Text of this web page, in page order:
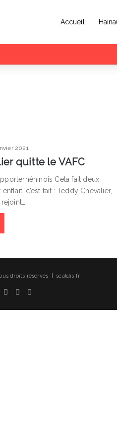
Accueil
2021
quitte le VAFC
Cela fait deux
c’est fait : Teddy Chevalier,
droits réservés | scaldis.fr
LinkedinYouTube